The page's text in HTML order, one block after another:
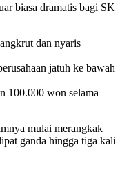
biasa dramatis bagi SK
dan nyaris
jatuh ke bawah
100.000 won selama
mulai merangkak
ganda hingga tiga kali